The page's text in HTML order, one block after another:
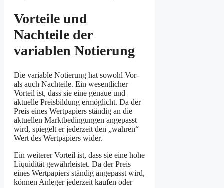
Vorteile und
Nachteile der
variablen Notierung
Die variable Notierung hat sowohl Vor-
als auch Nachteile. Ein wesentlicher
Vorteil ist, dass sie eine genaue und
aktuelle Preisbildung ermöglicht. Da der
Preis eines Wertpapiers ständig an die
aktuellen Marktbedingungen angepasst
wird, spiegelt er jederzeit den „wahren“
Wert des Wertpapiers wider.
Ein weiterer Vorteil ist, dass sie eine hohe
Liquidität gewährleistet. Da der Preis
eines Wertpapiers ständig angepasst wird,
können Anleger jederzeit kaufen oder